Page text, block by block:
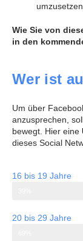
umzusetzen.
Wie Sie von
in den
Wer ist
Um über
anzusprechen,
bewegt. Hier eine
dieses Social
16 bis 19 Jahre
20 bis 29 Jahre